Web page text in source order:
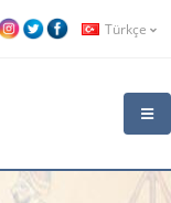
Türkçe